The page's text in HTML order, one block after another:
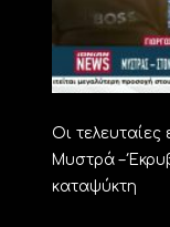
Οι τελευταίες
Μυστρά –
καταψύκτη